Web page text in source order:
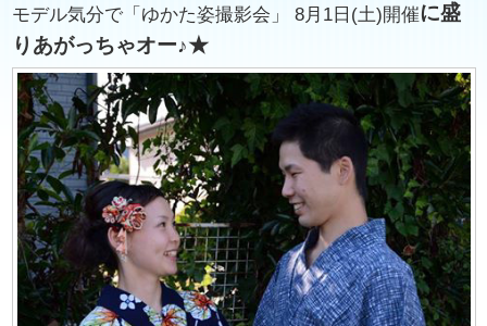
モデル気分で「ゆかた姿撮影会」 8月1日(土)開催に盛
りあがっちゃオー♪★